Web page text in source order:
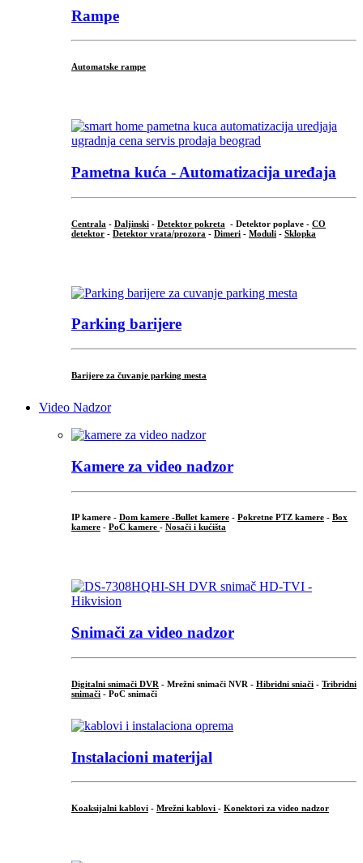
Rampe
Automatske rampe
Pametna kuća - Automatizacija uređaja
Centrala - Daljinski - Detektor pokreta - Detektor poplave - CO
detektor - Detektor vrata/prozora - Dimeri - Moduli - Sklopka
Parking barijere
Barijere za čuvanje parking mesta
Video Nadzor
Kamere za video nadzor
IP kamere - Dom kamere -Bullet kamere - Pokretne PTZ kamere - Box
kamere - PoC kamere - Nosači i kućišta
Snimači za video nadzor
Digitalni snimači DVR - Mrežni snimači NVR - Hibridni sniači - Tribridni
snimači - PoC snimači
Instalacioni materijal
Koaksijalni kablovi - Mrežni kablovi - Konektori za video nadzor